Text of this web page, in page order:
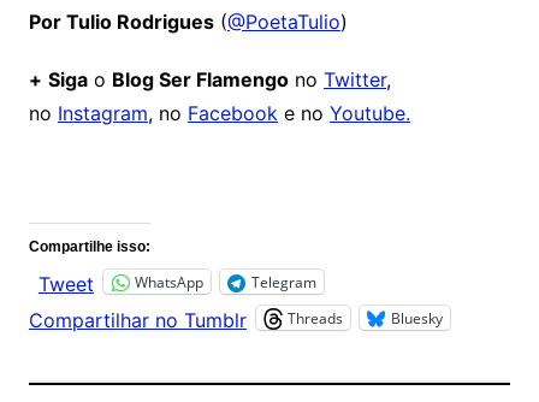
Por Tulio Rodrigues(@PoetaTulio)
+ Sigao Blog Ser Flamengono Twitter,
no Instagram, no Facebooke no Youtube.
Compartilhe isso:
Tweet WhatsApp Telegram
Compartilhar no Tumblr Threads Bluesky